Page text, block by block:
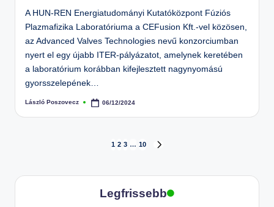
A HUN-REN Energiatudományi Kutatóközpont Fúziós
Plazmafizika Laboratóriuma a CEFusion Kft.-vel közösen,
az Advanced Valves Technologies nevű konzorciumban
nyert el egy újabb ITER-pályázatot, amelynek keretében
a laboratórium korábban kifejlesztett nagynyomású
gyorsszelepének…
Posted
László Poszovecz 06/12/2024
Bejegyzések
lapozása
1 2 3 … 10
Legfrissebb